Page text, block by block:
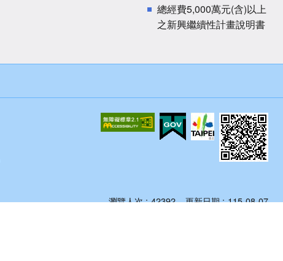
總經費5,000萬元(含)以上
之新興繼續性計畫說明書
更新日期 115-08-07
瀏覽人次 42392